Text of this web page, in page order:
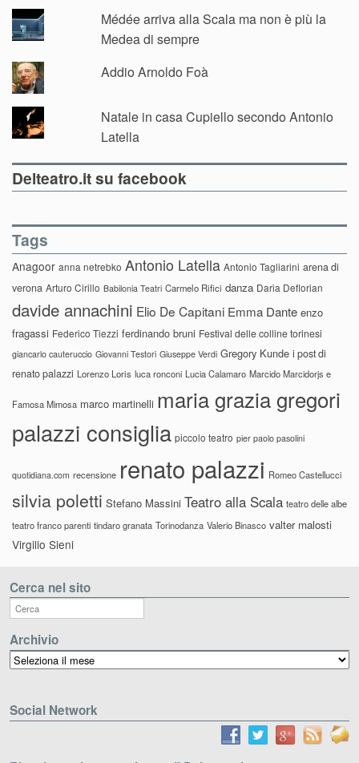
Médée arriva alla Scala ma non è più la
Medea di sempre
Addio Arnoldo Foà
Natale in casa Cupiello secondo Antonio
Latella
Delteatro.it su facebook
Tags
Anagoor anna netrebko Antonio Latella Antonio Tagliarini arena di
verona Arturo Cirillo Babilonia Teatri Carmelo Rifici danza Daria Deflorian
davide annachini Elio De Capitani Emma Dante enzo
fragassi Federico Tiezzi ferdinando bruni Festival delle colline torinesi
giancarlo cauteruccio Giovanni Testori Giuseppe Verdi Gregory Kunde i post di
renato palazzi Lorenzo Loris luca ronconi Lucia Calamaro Marcido Marcidorjs e
Famosa Mimosa marco martinelli maria grazia gregori
palazzi consiglia piccolo teatro pier paolo pasolini
quotidiana.com recensione renato palazzi Romeo Castellucci
silvia poletti Stefano Massini Teatro alla Scala teatro delle albe
teatro franco parenti tindaro granata Torinodanza Valerio Binasco valter malosti
Virgilio Sieni
Cerca nel sito
Archivio
Archivio
Social Network